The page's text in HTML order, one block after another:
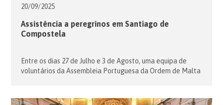
20/09/2025
Assistência a peregrinos em Santiago de
Compostela
Entre os dias 27 de Julho e 3 de Agosto, uma equipa de
voluntários da Assembleia Portuguesa da Ordem de Malta
Ordem de Malta, em articulação com a Associação da